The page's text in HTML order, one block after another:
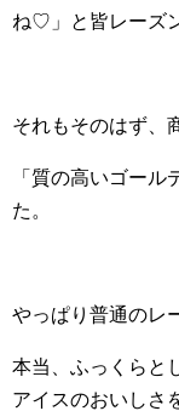
ね♡」と皆レーズ
それもそのはず、
「質の高いゴー
た。
やっぱり普通のレ
本当、ふっくらと
アイスのおいしさ